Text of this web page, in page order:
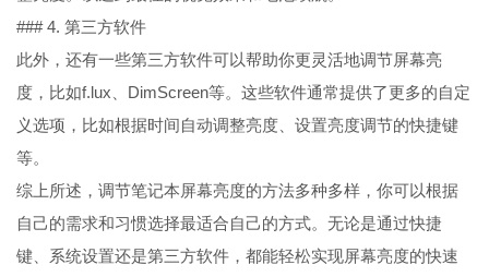
### 4. 第三方软件
此外，还有一些第三方软件可以帮助你更灵活地调节屏幕亮
度，比如f.lux、DimScreen等。这些软件通常提供了更多的自定
义选项，比如根据时间自动调整亮度、设置亮度调节的快捷键
等。
综上所述，调节笔记本屏幕亮度的方法多种多样，你可以根据
自己的需求和习惯选择最适合自己的方式。无论是通过快捷
键、系统设置还是第三方软件，都能轻松实现屏幕亮度的快速